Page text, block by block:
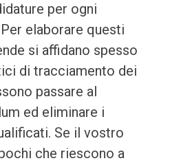
per ogni
elaborare questi
si affidano spesso
di tracciamento dei
passare al
ed eliminare i
Se il vostro
che riescono a